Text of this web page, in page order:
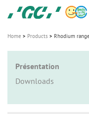
main
GC
Ortho
M
Home Products Rhodium
Présentation
Downloads